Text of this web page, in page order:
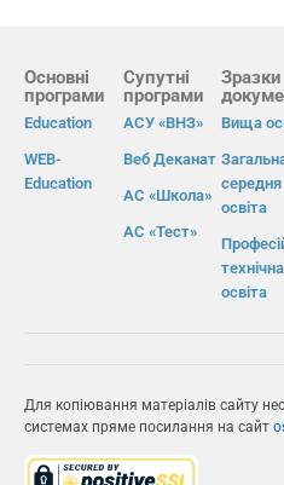
Основні
програми
Education
WEB-
Education
Супутні
програми
АСУ «ВНЗ»
Веб Деканат
АС «Школа»
АС «Тест»
Зразки
Вища
середня
освіта
технічна
освіта
Для копіювання матеріалів сайту
системах пряме посилання на сайт